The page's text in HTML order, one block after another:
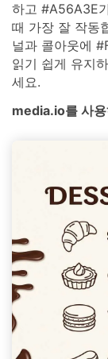
하고 #A56A3E
때 가장 잘 작동
널과 콜아웃에
읽기 쉽게 유지
세요.
media.io를 사용